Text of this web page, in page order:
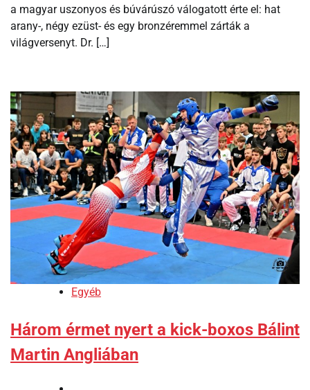
a magyar uszonyos és búvárúszó válogatott érte el: hat
arany-, négy ezüst- és egy bronzéremmel zárták a
világversenyt. Dr. […]
Egyéb
Három érmet nyert a kick-boxos Bálint
Martin Angliában